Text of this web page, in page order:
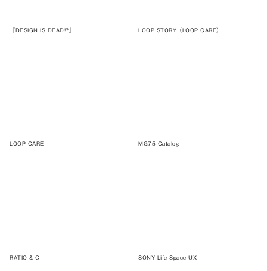
『DESIGN IS DEAD!?』 LOOP STORY（LOOP CARE）
LOOP CARE MG75 Catalog
RATIO & C SONY Life Space UX